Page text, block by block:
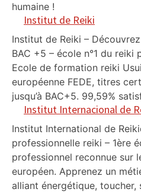
humaine !
Institut de Reiki
Institut de Reiki –
BAC +5 – école n°1 du reiki
Ecole de formation reiki
européenne FEDE, titres
jusqu’à BAC+5. 99,59%
Institut Internacional de
Institut International de
professionnelle reiki – 1ère
professionnel reconnue sur
européen. Apprenez un
alliant énergétique, toucher,